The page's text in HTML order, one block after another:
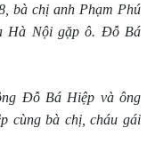
, bà chị anh Phạm Phú
Hà Nội gặp ô. Đỗ Bá
Đỗ Bá Hiệp và ông
cùng bà chị, cháu gái